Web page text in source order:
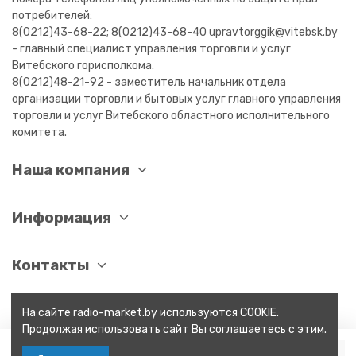
Наша компания
Информация
Контакты
потребителей:
8(0212)43-68-22; 8(0212)43-68-40 upravtorggik@vitebsk.by
- главный специалист управления торговли и услуг
Витебского горисполкома.
8(0212)48-21-92 - заместитель начальник отдела
организации торговли и бытовых услуг главного управления
торговли и услуг Витебского областного исполнительного
комитета.
На сайте radio-market.by используются COOKIE.
Продолжая использовать сайт Вы соглашаетесь с этим.